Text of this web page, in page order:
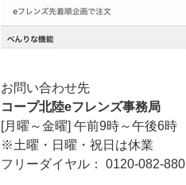
お問い合わせ先
コープ北陸eフレンズ事務局
[月曜～金曜] 午前9時～午後6時
※土曜・日曜・祝日は休業
フリーダイヤル： 0120-082-880